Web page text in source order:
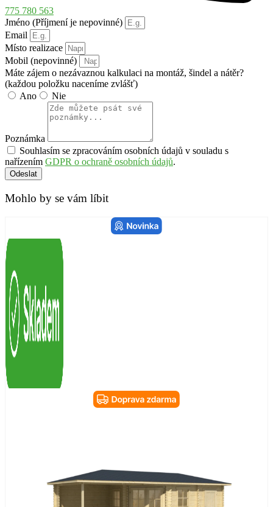
775 780 563
Jméno (Příjmení je nepovinné)
Email
Místo realizace
Mobil (nepovinné)
Máte zájem o nezávaznou kalkulaci na montáž, šindel a nátěr?
(každou položku naceníme zvlášť)
Ano
Nie
Poznámka
Souhlasím se zpracováním osobních údajů v souladu s
nařízením GDPR o ochraně osobních údajů.
Odeslat
Mohlo by se vám líbit